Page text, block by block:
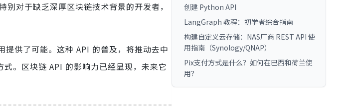
对于缺乏深厚区块链技术背景的开发者，
供了可能。这种 API 的普及，将推动去中
。区块链 API 的影响力已经显现，未来它
创建 Python API
LangGraph 教程：初学者综合指南
构建自定义云存储：NAS厂商 REST API 使
用指南（Synology/QNAP）
Pix支付方式是什么？如何在巴西和荷兰使
用？